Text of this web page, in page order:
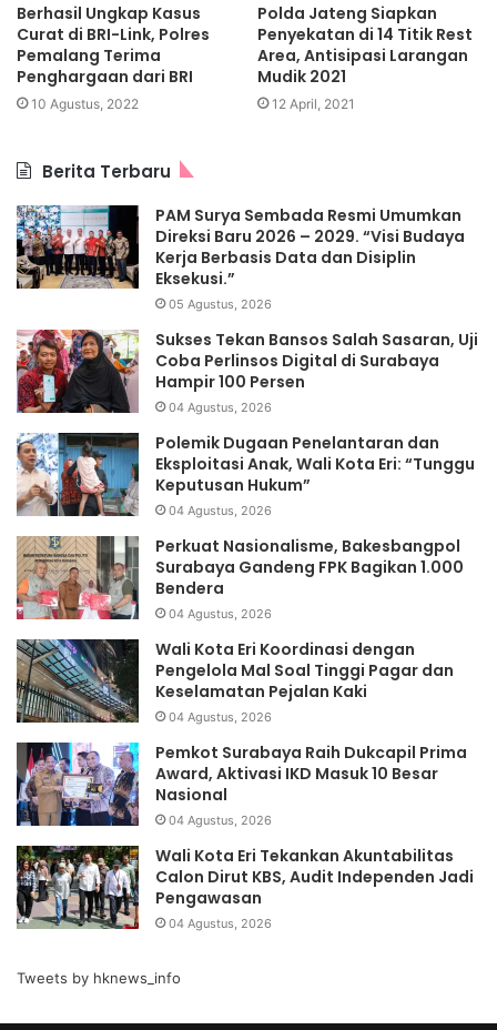
Berhasil Ungkap Kasus
Curat di BRI-Link, Polres
Pemalang Terima
Penghargaan dari BRI
10 Agustus, 2022
Polda Jateng Siapkan
Penyekatan di 14 Titik Rest
Area, Antisipasi Larangan
Mudik 2021
12 April, 2021
Berita Terbaru
PAM Surya Sembada Resmi Umumkan
Direksi Baru 2026 – 2029. “Visi Budaya
Kerja Berbasis Data dan Disiplin
Eksekusi.”
05 Agustus, 2026
Sukses Tekan Bansos Salah Sasaran, Uji
Coba Perlinsos Digital di Surabaya
Hampir 100 Persen
04 Agustus, 2026
Polemik Dugaan Penelantaran dan
Eksploitasi Anak, Wali Kota Eri: “Tunggu
Keputusan Hukum”
04 Agustus, 2026
Perkuat Nasionalisme, Bakesbangpol
Surabaya Gandeng FPK Bagikan 1.000
Bendera
04 Agustus, 2026
Wali Kota Eri Koordinasi dengan
Pengelola Mal Soal Tinggi Pagar dan
Keselamatan Pejalan Kaki
04 Agustus, 2026
Pemkot Surabaya Raih Dukcapil Prima
Award, Aktivasi IKD Masuk 10 Besar
Nasional
04 Agustus, 2026
Wali Kota Eri Tekankan Akuntabilitas
Calon Dirut KBS, Audit Independen Jadi
Pengawasan
04 Agustus, 2026
Tweets by hknews_info